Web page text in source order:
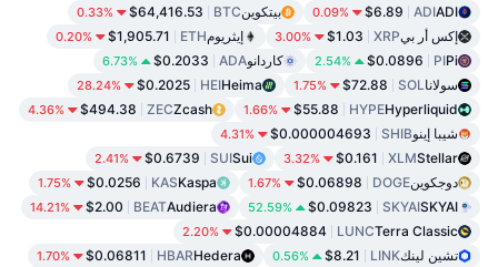
ADI
ADI
$6.89
0.09% بيتكوينBTC
$64,416.53
0.33%
إكس أر بيXRP
$1.03
3.00% إيثريومETH
$1,905.71
0.20%
Pi
PI
$0.0896
2.54% كاردانوADA
$0.2033
6.73%
سولانا SOL
$72.88
1.75%
Heima
HEI
$0.2025
28.24%
Hyperliquid
HYPE
$55.88
1.66%
Zcash
ZEC
$494.38
4.36%
شيبا إينوSHIB
$0.000004693
4.31%
Stellar
XLM
$0.161
3.32%
Sui
SUI
$0.6739
2.41%
دوجكوينDOGE
$0.06898
1.67%
Kaspa
KAS
$0.0256
1.75%
SKYAI
SKYAI
$0.09823
52.59%
Audiera
BEAT
$2.00
14.21%
Terra Classic
LUNC
$0.00004884
2.20%
تشين لينكLINK
$8.21
0.56%
Hedera
HBAR
$0.06811
1.70%